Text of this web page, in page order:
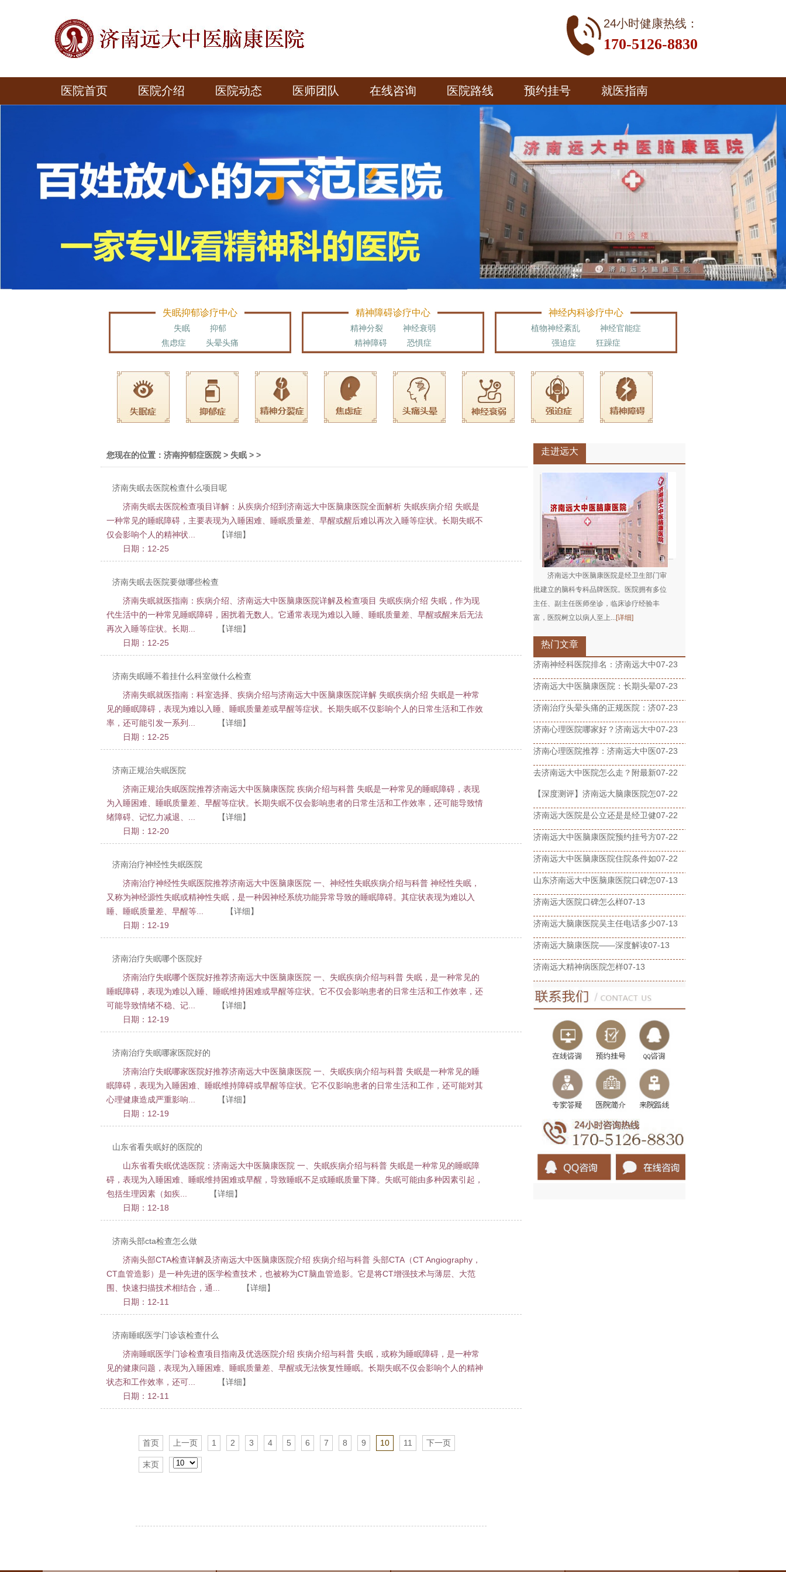
24小时健康热线：
170-5126-8830
医院首页 医院介绍 医院动态 医师团队 在线咨询 医院路线 预约挂号 就医指南
失眠抑郁诊疗中心
失眠
抑郁
焦虑症
头晕头痛
精神障碍诊疗中心
精神分裂
神经衰弱
精神障碍
恐惧症
神经内科诊疗中心
植物神经紊乱
神经官能症
强迫症
狂躁症
您现在的位置： 济南抑郁症医院 > 失眠 > >
济南失眠去医院检查什么项目呢
济南失眠去医院检查项目详解：从疾病介绍到济南远大中医脑康医院全面解析 失眠疾病介绍 失眠是
一种常见的睡眠障碍，主要表现为入睡困难、睡眠质量差、早醒或醒后难以再次入睡等症状。长期失眠不
仅会影响个人的精神状...
【详细】
日期：12-25
济南失眠去医院要做哪些检查
济南失眠就医指南：疾病介绍、济南远大中医脑康医院详解及检查项目 失眠疾病介绍 失眠，作为现
代生活中的一种常见睡眠障碍，困扰着无数人。它通常表现为难以入睡、睡眠质量差、早醒或醒来后无法
再次入睡等症状。长期...
【详细】
日期：12-25
济南失眠睡不着挂什么科室做什么检查
济南失眠就医指南：科室选择、疾病介绍与济南远大中医脑康医院详解 失眠疾病介绍 失眠是一种常
见的睡眠障碍，表现为难以入睡、睡眠质量差或早醒等症状。长期失眠不仅影响个人的日常生活和工作效
率，还可能引发一系列...
【详细】
日期：12-25
济南正规治失眠医院
济南正规治失眠医院推荐济南远大中医脑康医院 疾病介绍与科普 失眠是一种常见的睡眠障碍，表现
为入睡困难、睡眠质量差、早醒等症状。长期失眠不仅会影响患者的日常生活和工作效率，还可能导致情
绪障碍、记忆力减退、...
【详细】
日期：12-20
济南治疗神经性失眠医院
济南治疗神经性失眠医院推荐济南远大中医脑康医院 一、神经性失眠疾病介绍与科普 神经性失眠，
又称为神经源性失眠或精神性失眠，是一种因神经系统功能异常导致的睡眠障碍。其症状表现为难以入
睡、睡眠质量差、早醒等...
【详细】
日期：12-19
济南治疗失眠哪个医院好
济南治疗失眠哪个医院好推荐济南远大中医脑康医院 一、失眠疾病介绍与科普 失眠，是一种常见的
睡眠障碍，表现为难以入睡、睡眠维持困难或早醒等症状。它不仅会影响患者的日常生活和工作效率，还
可能导致情绪不稳、记...
【详细】
日期：12-19
济南治疗失眠哪家医院好的
济南治疗失眠哪家医院好推荐济南远大中医脑康医院 一、失眠疾病介绍与科普 失眠是一种常见的睡
眠障碍，表现为入睡困难、睡眠维持障碍或早醒等症状。它不仅影响患者的日常生活和工作，还可能对其
心理健康造成严重影响...
【详细】
日期：12-19
山东省看失眠好的医院的
山东省看失眠优选医院：济南远大中医脑康医院 一、失眠疾病介绍与科普 失眠是一种常见的睡眠障
碍，表现为入睡困难、睡眠维持困难或早醒，导致睡眠不足或睡眠质量下降。失眠可能由多种因素引起，
包括生理因素（如疾...
【详细】
日期：12-18
济南头部cta检查怎么做
济南头部CTA检查详解及济南远大中医脑康医院介绍 疾病介绍与科普 头部CTA（CT Angiography，
CT血管造影）是一种先进的医学检查技术，也被称为CT脑血管造影。它是将CT增强技术与薄层、大范
围、快速扫描技术相结合，通...
【详细】
日期：12-11
济南睡眠医学门诊该检查什么
济南睡眠医学门诊检查项目指南及优选医院介绍 疾病介绍与科普 失眠，或称为睡眠障碍，是一种常
见的健康问题，表现为入睡困难、睡眠质量差、早醒或无法恢复性睡眠。长期失眠不仅会影响个人的精神
状态和工作效率，还可...
【详细】
日期：12-11
首页 上一页 1 2 3 4 5 6 7 8 9 10 11 下一页
末页
走进远大
济南远大中医脑康医院是经卫生部门审
批建立的脑科专科品牌医院。医院拥有多位
主任、副主任医师坐诊，临床诊疗经验丰
富，医院树立以病人至上... [详细]
热门文章
济南神经科医院排名：济南远大中07-23
济南远大中医脑康医院：长期头晕07-23
济南治疗头晕头痛的正规医院：济07-23
济南心理医院哪家好？济南远大中07-23
济南心理医院推荐：济南远大中医07-23
去济南远大中医院怎么走？附最新07-22
【深度测评】济南远大脑康医院怎07-22
济南远大医院是公立还是是经卫健07-22
济南远大中医脑康医院预约挂号方07-22
济南远大中医脑康医院住院条件如07-22
山东济南远大中医脑康医院口碑怎07-13
济南远大医院口碑怎么样07-13
济南远大脑康医院吴主任电话多少07-13
济南远大脑康医院——深度解读07-13
济南远大精神病医院怎样07-13